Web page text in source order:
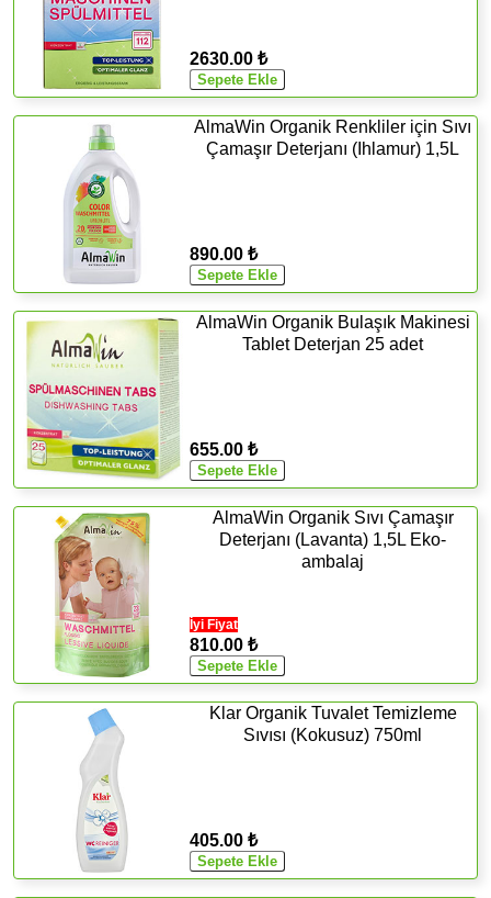
2630.00 ₺
AlmaWin Organik Renkliler için Sıvı
Çamaşır Deterjanı (Ihlamur) 1,5L
890.00 ₺
AlmaWin Organik Bulaşık Makinesi
Tablet Deterjan 25 adet
655.00 ₺
AlmaWin Organik Sıvı Çamaşır
Deterjanı (Lavanta) 1,5L Eko-
ambalaj
İyi Fiyat
810.00 ₺
Klar Organik Tuvalet Temizleme
Sıvısı (Kokusuz) 750ml
405.00 ₺